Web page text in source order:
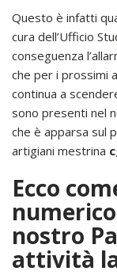
Questo è infatti
cura dell’Ufficio
conseguenza
che per i prossimi
continua a
sono presenti nel
che è apparsa sul
artigiani mestrina
Ecco
nostro
attività